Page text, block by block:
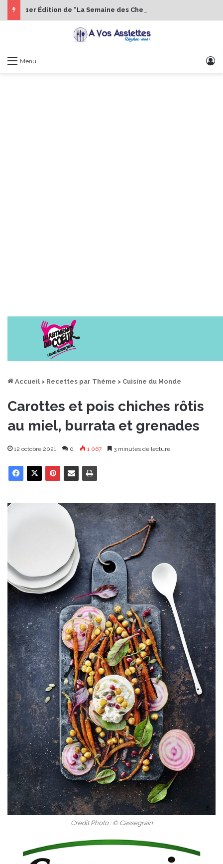
Menu
Accueil > Recettes par Thème > Cuisine du Monde
Carottes et pois chiches rôtis
au miel, burrata et grenades
12 octobre 2021 0 1 067 3 minutes de lecture
Crédit Photo : © Cassegrain